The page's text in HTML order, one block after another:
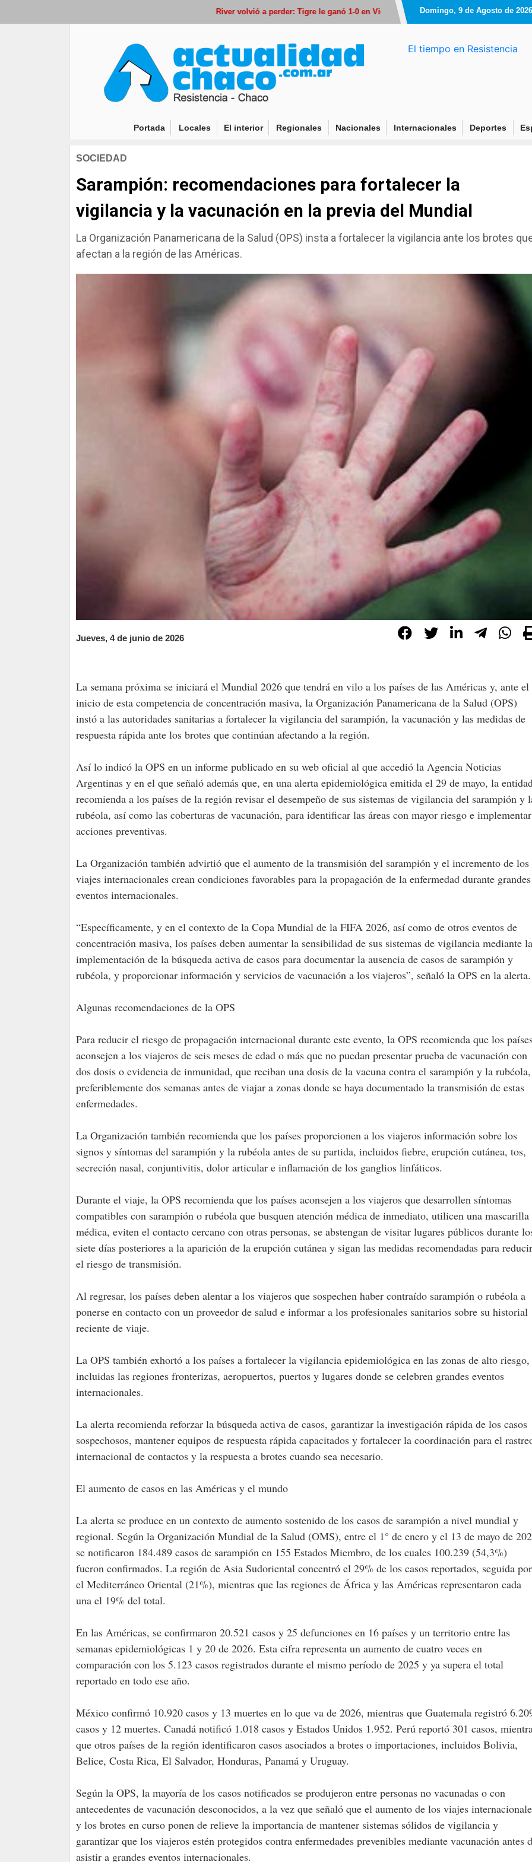
River volvió a perder: Tigre le ganó 1-0 en Victoria y profundizó su crisis Lionel Messi
Domingo, 9 de Agosto de 2026
El tiempo en Resistencia
Portada (current)
Locales El interior Regionales Nacionales Internacionales Deportes
SOCIEDAD
Sarampión: recomendaciones para fortalecer la
vigilancia y la vacunación en la previa del Mundial
La Organización Panamericana de la Salud (OPS) insta a fortalecer la vigilancia ante los brotes
afectan a la región de las Américas.
Jueves, 4 de junio de 2026
La semana próxima se iniciará el Mundial 2026 que tendrá en vilo a los países de las Américas y, ante el
inicio de esta competencia de concentración masiva, la Organización Panamericana de la Salud (OPS)
instó a las autoridades sanitarias a fortalecer la vigilancia del sarampión, la vacunación y las medidas de
respuesta rápida ante los brotes que continúan afectando a la región.
Así lo indicó la OPS en un informe publicado en su web oficial al que accedió la Agencia Noticias
Argentinas y en el que señaló además que, en una alerta epidemiológica emitida el 29 de mayo, la
recomienda a los países de la región revisar el desempeño de sus sistemas de vigilancia del sarampión y
rubéola, así como las coberturas de vacunación, para identificar las áreas con mayor riesgo e implementar
acciones preventivas.
La Organización también advirtió que el aumento de la transmisión del sarampión y el incremento de los
viajes internacionales crean condiciones favorables para la propagación de la enfermedad durante grandes
eventos internacionales.
“Específicamente, y en el contexto de la Copa Mundial de la FIFA 2026, así como de otros eventos de
concentración masiva, los países deben aumentar la sensibilidad de sus sistemas de vigilancia mediante la
implementación de la búsqueda activa de casos para documentar la ausencia de casos de sarampión y
rubéola, y proporcionar información y servicios de vacunación a los viajeros”, señaló la OPS en la alerta.
Algunas recomendaciones de la OPS
Para reducir el riesgo de propagación internacional durante este evento, la OPS recomienda que los
aconsejen a los viajeros de seis meses de edad o más que no puedan presentar prueba de vacunación con
dos dosis o evidencia de inmunidad, que reciban una dosis de la vacuna contra el sarampión y la rubéola,
preferiblemente dos semanas antes de viajar a zonas donde se haya documentado la transmisión de estas
enfermedades.
La Organización también recomienda que los países proporcionen a los viajeros información sobre los
signos y síntomas del sarampión y la rubéola antes de su partida, incluidos fiebre, erupción cutánea, tos,
secreción nasal, conjuntivitis, dolor articular e inflamación de los ganglios linfáticos.
Durante el viaje, la OPS recomienda que los países aconsejen a los viajeros que desarrollen síntomas
compatibles con sarampión o rubéola que busquen atención médica de inmediato, utilicen una mascarilla
médica, eviten el contacto cercano con otras personas, se abstengan de visitar lugares públicos durante
siete días posteriores a la aparición de la erupción cutánea y sigan las medidas recomendadas para reducir
el riesgo de transmisión.
Al regresar, los países deben alentar a los viajeros que sospechen haber contraído sarampión o rubéola a
ponerse en contacto con un proveedor de salud e informar a los profesionales sanitarios sobre su historial
reciente de viaje.
La OPS también exhortó a los países a fortalecer la vigilancia epidemiológica en las zonas de alto riesgo,
incluidas las regiones fronterizas, aeropuertos, puertos y lugares donde se celebren grandes eventos
internacionales.
La alerta recomienda reforzar la búsqueda activa de casos, garantizar la investigación rápida de los casos
sospechosos, mantener equipos de respuesta rápida capacitados y fortalecer la coordinación para el
internacional de contactos y la respuesta a brotes cuando sea necesario.
El aumento de casos en las Américas y el mundo
La alerta se produce en un contexto de aumento sostenido de los casos de sarampión a nivel mundial y
regional. Según la Organización Mundial de la Salud (OMS), entre el 1° de enero y el 13 de mayo de
se notificaron 184.489 casos de sarampión en 155 Estados Miembro, de los cuales 100.239 (54,3%)
fueron confirmados. La región de Asia Sudoriental concentró el 29% de los casos reportados, seguida por
el Mediterráneo Oriental (21%), mientras que las regiones de África y las Américas representaron cada
una el 19% del total.
En las Américas, se confirmaron 20.521 casos y 25 defunciones en 16 países y un territorio entre las
semanas epidemiológicas 1 y 20 de 2026. Esta cifra representa un aumento de cuatro veces en
comparación con los 5.123 casos registrados durante el mismo período de 2025 y ya supera el total
reportado en todo ese año.
México confirmó 10.920 casos y 13 muertes en lo que va de 2026, mientras que Guatemala registró
casos y 12 muertes. Canadá notificó 1.018 casos y Estados Unidos 1.952. Perú reportó 301 casos,
que otros países de la región identificaron casos asociados a brotes o importaciones, incluidos Bolivia,
Belice, Costa Rica, El Salvador, Honduras, Panamá y Uruguay.
Según la OPS, la mayoría de los casos notificados se produjeron entre personas no vacunadas o con
antecedentes de vacunación desconocidos, a la vez que señaló que el aumento de los viajes
y los brotes en curso ponen de relieve la importancia de mantener sistemas sólidos de vigilancia y
garantizar que los viajeros estén protegidos contra enfermedades prevenibles mediante vacunación antes
asistir a grandes eventos internacionales.